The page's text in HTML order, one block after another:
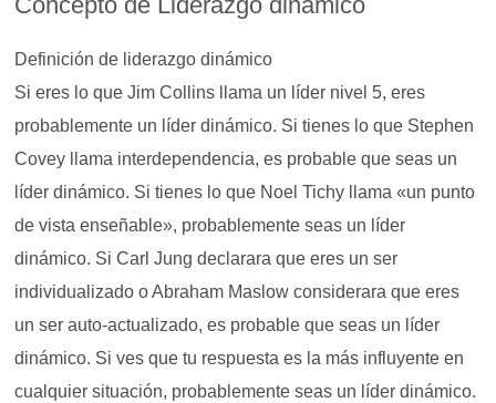
Definición de liderazgo dinámico
Si eres lo que Jim Collins llama un líder nivel 5, eres
probablemente un líder dinámico. Si tienes lo que Stephen
Covey llama interdependencia, es probable que seas un
líder dinámico. Si tienes lo que Noel Tichy llama «un punto
de vista enseñable», probablemente seas un líder
dinámico. Si Carl Jung declarara que eres un ser
individualizado o Abraham Maslow considerara que eres
un ser auto-actualizado, es probable que seas un líder
dinámico. Si ves que tu respuesta es la más influyente en
cualquier situación, probablemente seas un líder dinámico.